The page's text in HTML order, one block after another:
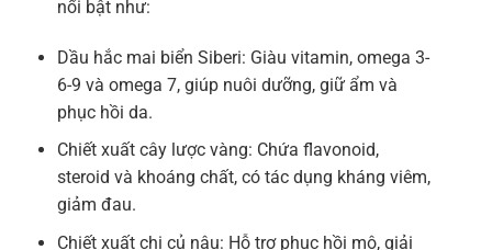
nổi bật như:
Dầu hắc mai biển Siberi: Giàu vitamin, omega 3-
6-9 và omega 7, giúp nuôi dưỡng, giữ ẩm và
phục hồi da.
Chiết xuất cây lược vàng: Chứa flavonoid,
steroid và khoáng chất, có tác dụng kháng viêm,
giảm đau.
Chiết xuất chi củ nâu: Hỗ trợ phục hồi mô, giải